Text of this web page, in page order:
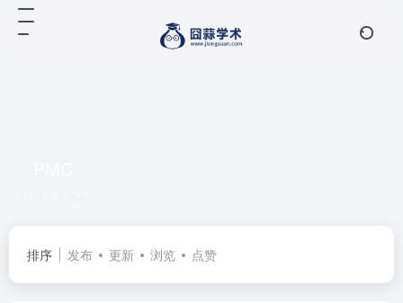
排序 发布 更新 浏览 点赞